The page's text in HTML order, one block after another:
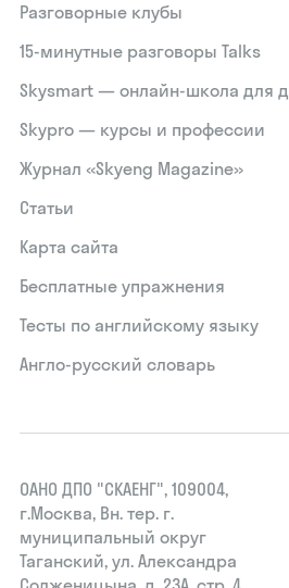
Разговорные клубы
15‑минутные разговоры Talks
Skysmart — онлайн-школа для
Skypro — курсы и профессии
Журнал «Skyeng Magazine»
Статьи
Карта сайта
Бесплатные упражнения
Тесты по английскому языку
Англо-русский словарь
ОАНО ДПО "СКАЕНГ", 109004,
г.Москва, Вн. тер. г.
муниципальный округ
Таганский, ул. Александра